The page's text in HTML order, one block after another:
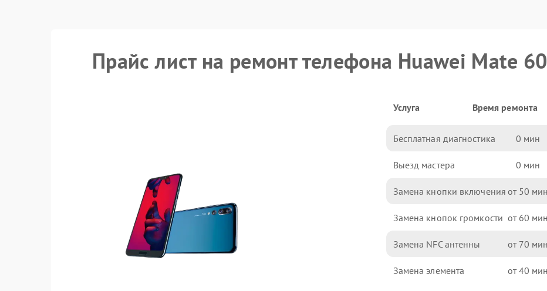
Прайс лист на ремонт телефона Huawei Mate 60
Услуга Время ремонта
Бесплатная диагностика 0
Выезд мастера 0
Замена кнопки включения 50
Замена кнопок громкости 60
Замена NFC антенны 70
Замена элемента 40